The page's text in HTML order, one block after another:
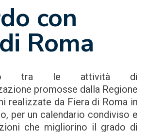
con
Roma
tra le attività di
promosse dalla Regione
realizzate da Fiera di Roma in
per un calendario condiviso e
che migliorino il grado di